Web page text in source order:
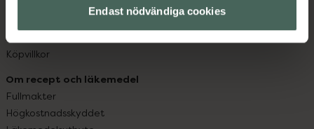
Endast nödvändiga cookies
App
Köpvillkor
Om recept och läkemedel
Fullmakter
Högkostnadsskyddet